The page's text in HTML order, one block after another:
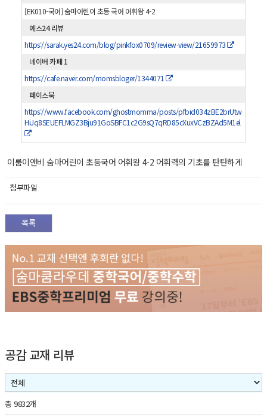
[EK010-국어] 숨마어린이 초등 국어 어휘왕 4-2
예스24 리뷰
https://sarak.yes24.com/blog/pinkfox0709/review-view/21659973
네이버 카페 1
https://cafe.naver.com/momsbloger/1344071
페이스북
https://www.facebook.com/ghostmomma/posts/pfbid034zBE2brUtw
HiJq8SEUEFLMGZ3Bju91GoSBFC1c2G9sQ7qRD85cXuxVCzBZAd5M1el
이룸이앤비 숨마어린이 초등국어 어휘왕 4-2 어휘력의 기초를 탄탄하게
첨부파일
목록
공감 교재 리뷰
총 9832개